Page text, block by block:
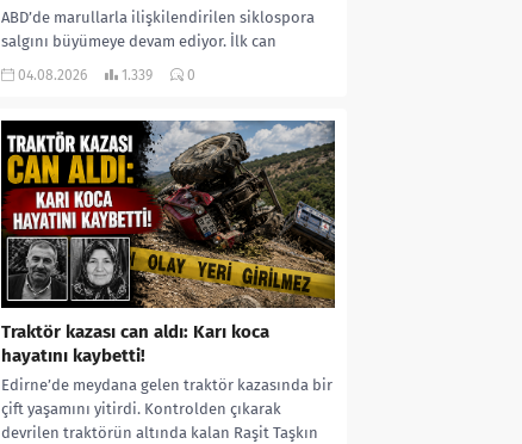
ABD’de marullarla ilişkilendirilen siklospora
salgını büyümeye devam ediyor. İlk can
kayıplarının yaşandığı salgında vaka sayısının
04.08.2026 1.339 0
Traktör kazası can aldı: Karı koca
hayatını kaybetti!
Edirne’de meydana gelen traktör kazasında bir
çift yaşamını yitirdi. Kontrolden çıkarak
devrilen traktörün altında kalan Raşit Taşkın